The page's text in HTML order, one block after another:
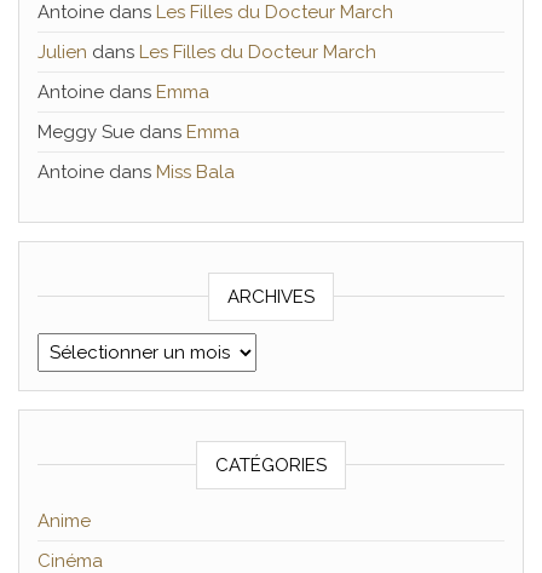
Antoine dans Les Filles du Docteur March
Julien dans Les Filles du Docteur March
Antoine dans Emma
Meggy Sue dans Emma
Antoine dans Miss Bala
ARCHIVES
Archives
CATÉGORIES
Anime
Cinéma